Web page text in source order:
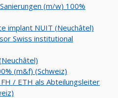
(m/w) 100%
implant NUIT (Neuchâtel)
Swiss institutional
(m&f) (Schweiz)
/ ETH als Abteilungsleiter